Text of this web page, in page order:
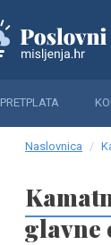
PRETPLATA
Naslovnica
glavne